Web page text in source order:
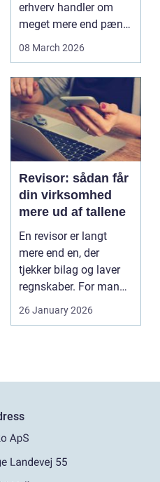
erhverv handler om
meget mere end pæne
vægge. Malerarbejde
08 March 2026
Revisor: sådan får
din virksomhed
mere ud af tallene
En revisor er langt
mere end en, der
tjekker bilag og laver
regnskaber. For mange
mindre og mellemst...
26 January 2026